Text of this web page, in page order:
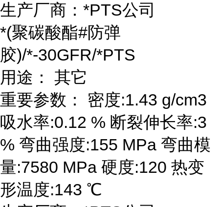
生产厂商：*PTS公司
*(聚碳酸酯#防弹
胶)/*-30GFR/*PTS
用途： 其它
重要参数： 密度:1.43 g/cm3
吸水率:0.12 % 断裂伸长率:3
% 弯曲强度:155 MPa 弯曲模
量:7580 MPa 硬度:120 热变
形温度:143 ℃